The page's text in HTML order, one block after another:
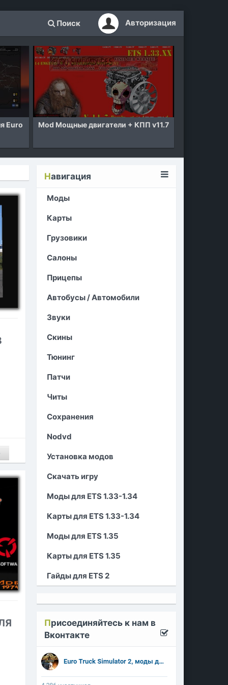
Поиск Авторизация
Euro Mod Мощные двигатели + КПП v11.7
Навигация
Моды
Карты
Грузовики
Салоны
Прицепы
Автобусы / Автомобили
Звуки
Скины
Тюнинг
Патчи
Читы
Сохранения
Nodvd
Установка модов
Скачать игру
Моды для ETS 1.33-1.34
Карты для ETS 1.33-1.34
Моды для ETS 1.35
Карты для ETS 1.35
Гайды для ETS 2
Присоединяйтесь к нам в
Вконтакте